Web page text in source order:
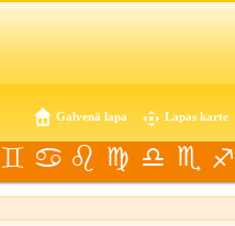
Galvenā lapa Lapas karte